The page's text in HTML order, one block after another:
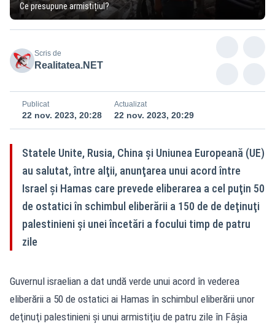
Ce presupune armistițiul?
Scris de
Realitatea.NET
Publicat
22 nov. 2023, 20:28
Actualizat
22 nov. 2023, 20:29
Statele Unite, Rusia, China şi Uniunea Europeană (UE)
au salutat, între alţii, anunţarea unui acord între
Israel şi Hamas care prevede eliberarea a cel puţin 50
de ostatici în schimbul eliberării a 150 de de deţinuţi
palestinieni şi unei încetări a focului timp de patru
zile
Guvernul israelian a dat undă verde unui acord în vederea
eliberării a 50 de ostatici ai Hamas în schimbul eliberării unor
deţinuţi palestinieni şi unui armistiţiu de patru zile în Fâşia